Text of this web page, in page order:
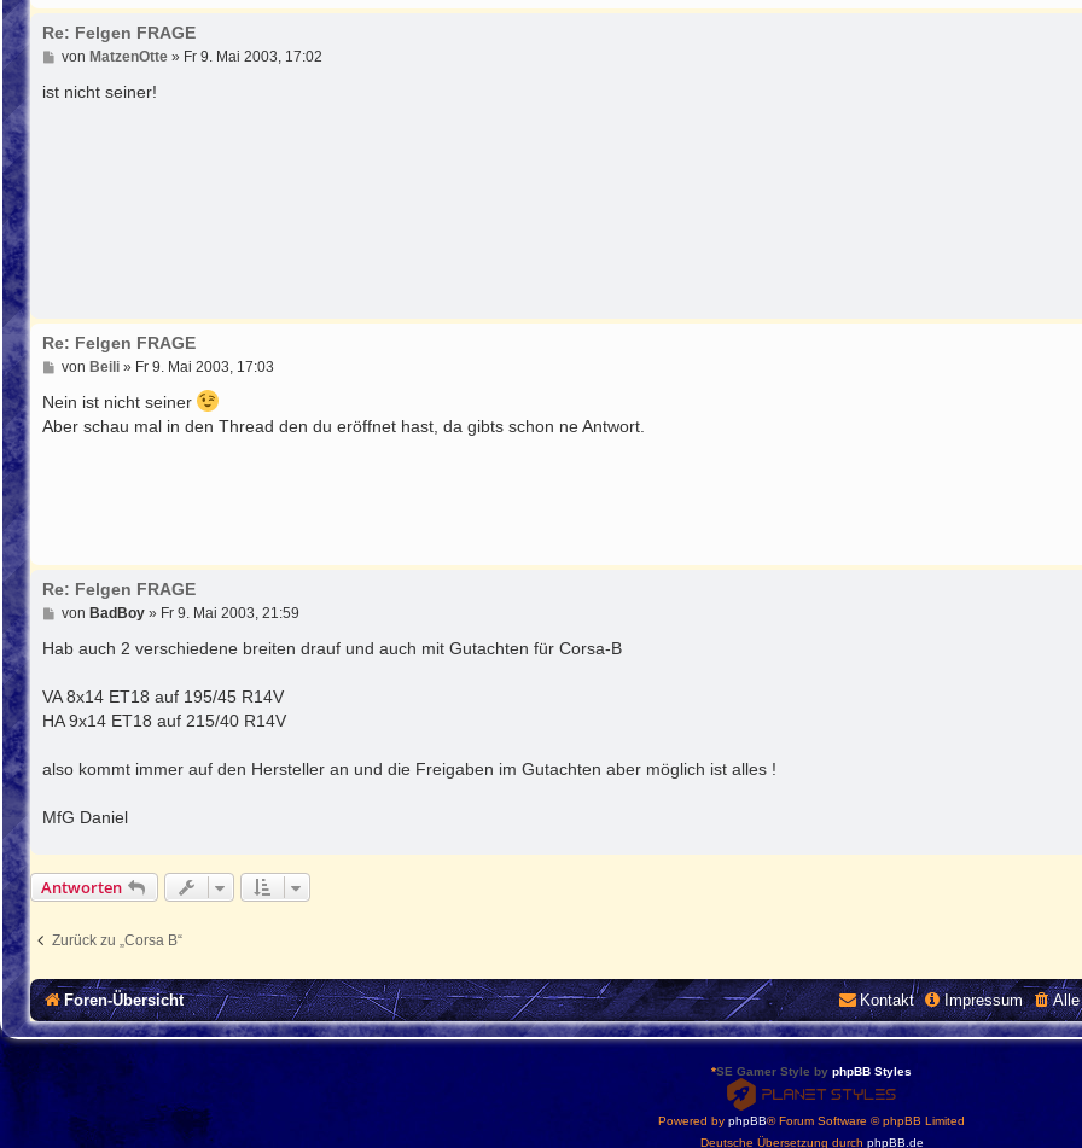
Re: Felgen FRAGE
B
i
von MatzenOtte» Fr 9. Mai 2003, 17:02
ist nicht seiner!
Re: Felgen FRAGE
B
i
t
r
von Beili» Fr 9. Mai 2003, 17:03
Nein ist nicht seiner
Aber schau mal in den Thread den du eröffnet hast, da gibts schon ne Antwort.
Re: Felgen FRAGE
B
i
a
g
von BadBoy» Fr 9. Mai 2003, 21:59
Hab auch 2 verschiedene breiten drauf und auch mit Gutachten für Corsa-B
VA 8x14 ET18 auf 195/45 R14V
HA 9x14 ET18 auf 215/40 R14V
also kommt immer auf den Hersteller an und die Freigaben im Gutachten aber möglich ist alles !
MfG Daniel
Antworten
Zurück zu „Corsa B“
Foren-Übersicht Alle
Impressum
Kontakt
*SE Gamer Style by phpBB Styles
Powered by phpBB® Forum Software © phpBB Limited
Deutsche Übersetzung durch phpBB.de